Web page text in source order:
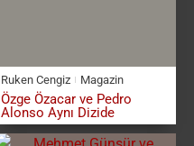
Ruken Cengiz Magazin
Özge Özacar ve Pedro
Alonso Aynı Dizide